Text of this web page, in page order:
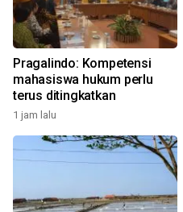
Pragalindo: Kompetensi
mahasiswa hukum perlu
terus ditingkatkan
1 jam lalu